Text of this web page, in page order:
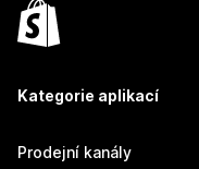
Kategorie aplikací
Prodejní kanály